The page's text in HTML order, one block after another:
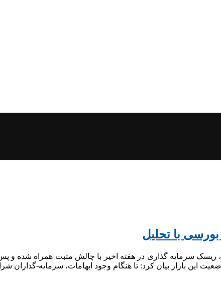
با تحلیل
ریسک‌ سرمایه گذاری در هفته اخیر با چالش مثبت همراه شده
این بازار بیان کرد: تا هنگام وجود ابهامات، سرمایه-گذاران